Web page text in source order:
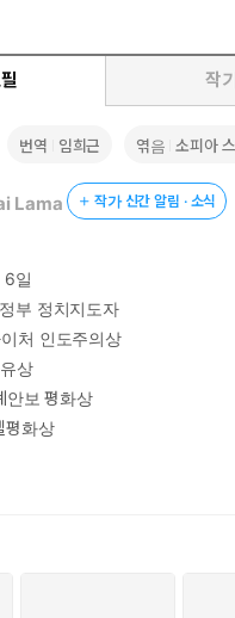
세계 젊은이들에게 새롭고
작
번역 임희근 엮음 소피아
Lama 작가 신간 알림 · 소식
6일
부 정치지도자
처 인도주의상
상
안보 평화상
평화상